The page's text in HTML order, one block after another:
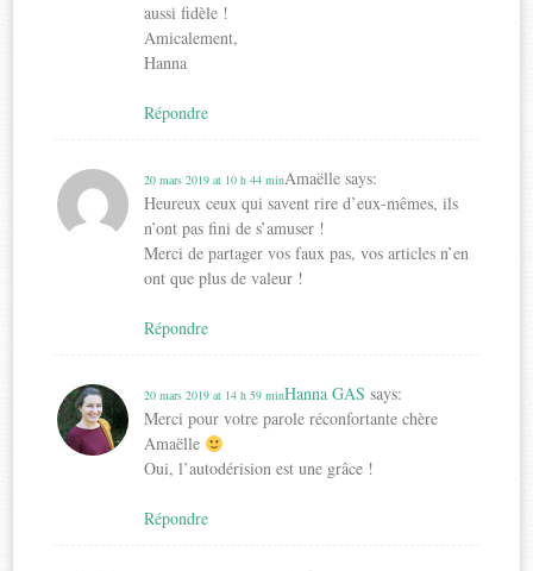
aussi fidèle !
Amicalement,
Hanna
Répondre
Amaëlle says:
20 mars 2019 at 10 h 44 min
Heureux ceux qui savent rire d’eux-mêmes, ils
n’ont pas fini de s’amuser !
Merci de partager vos faux pas, vos articles n’en
ont que plus de valeur !
Répondre
Hanna GAS says:
20 mars 2019 at 14 h 59 min
Merci pour votre parole réconfortante chère
Amaëlle
Oui, l’autodérision est une grâce !
Répondre